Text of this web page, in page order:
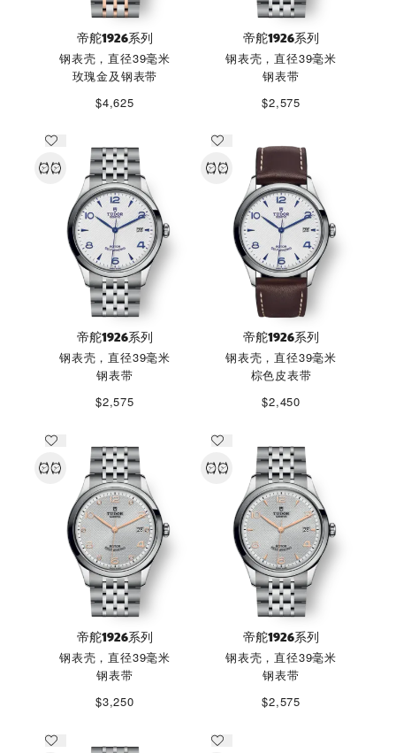
帝舵1926系列
钢表壳，直径39毫米
玫瑰金及钢表带
$4,625
帝舵1926系列
钢表壳，直径39毫米
钢表带
$2,575
帝舵1926系列
钢表壳，直径39毫米
钢表带
$2,575
帝舵1926系列
钢表壳，直径39毫米
棕色皮表带
$2,450
帝舵1926系列
钢表壳，直径39毫米
钢表带
$3,250
帝舵1926系列
钢表壳，直径39毫米
钢表带
$2,575